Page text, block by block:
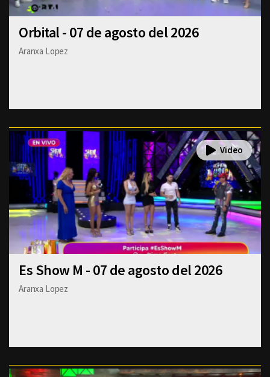
Orbital - 07 de agosto del 2026
Aranxa Lopez
Es Show M - 07 de agosto del 2026
Aranxa Lopez